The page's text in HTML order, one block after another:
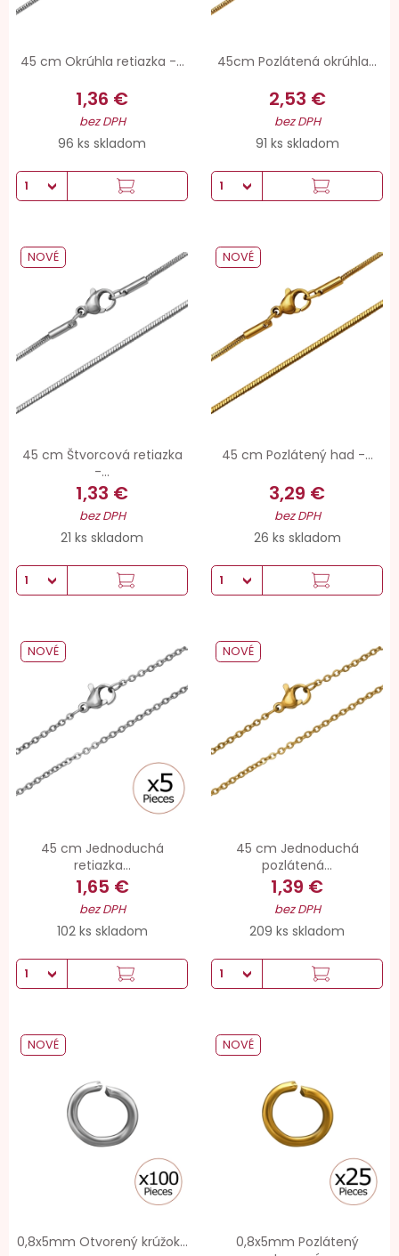
45 cm Okrúhla retiazka -...
1,36 €
bez DPH
96 ks skladom
45cm Pozlátená okrúhla...
2,53 €
bez DPH
91 ks skladom
45 cm Štvorcová retiazka
-...
1,33 €
bez DPH
21 ks skladom
NOVÉ
45 cm Pozlátený had -...
3,29 €
bez DPH
26 ks skladom
NOVÉ
45 cm Jednoduchá
retiazka...
1,65 €
bez DPH
102 ks skladom
NOVÉ
45 cm Jednoduchá
pozlátená...
1,39 €
bez DPH
209 ks skladom
NOVÉ
0,8x5mm Otvorený krúžok...
NOVÉ
0,8x5mm Pozlátený
NOVÉ